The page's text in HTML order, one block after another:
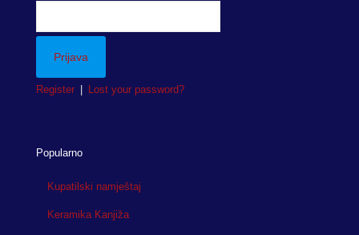
Register Lost your password?
Popularno
Kupatilski namještaj
Keramika Kanjiža